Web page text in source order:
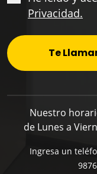
Privacidad.
Te
Nuestro
de Lunes a
Ingresa un